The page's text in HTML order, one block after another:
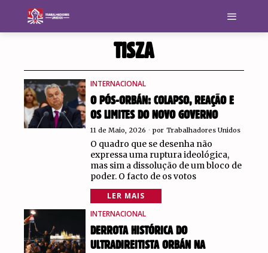
TISZA
INTERNACIONAL
O PÓS-ORBÁN: COLAPSO, REAÇÃO E
OS LIMITES DO NOVO GOVERNO
11 de Maio, 2026 por Trabalhadores Unidos
O quadro que se desenha não
expressa uma ruptura ideológica,
mas sim a dissolução de um bloco de
poder. O facto de os votos
LER MAIS
INTERNACIONAL
DERROTA HISTÓRICA DO
ULTRADIREITISTA ORBÁN NA